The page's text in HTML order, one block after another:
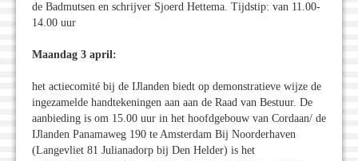
de Badmutsen en schrijver Sjoerd Hettema. Tijdstip: van 11.00-
14.00 uur
Maandag 3 april:
het actiecomité bij de IJlanden biedt op demonstratieve wijze de
ingezamelde handtekeningen aan aan de Raad van Bestuur. De
aanbieding is om 15.00 uur in het hoofdgebouw van Cordaan/ de
IJlanden Panamaweg 190 te Amsterdam Bij Noorderhaven
(Langevliet 81 Julianadorp bij Den Helder) is het